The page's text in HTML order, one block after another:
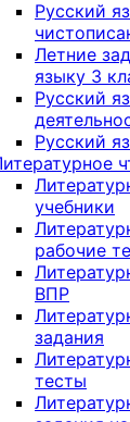
Русский
Летние
языку 3
Русский
Русский
учебники
рабочие
ВПР
задания
тесты